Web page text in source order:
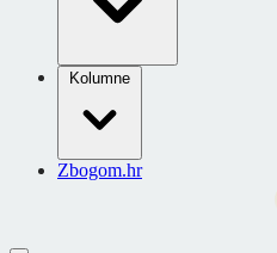
Kolumne
Zbogom.hr